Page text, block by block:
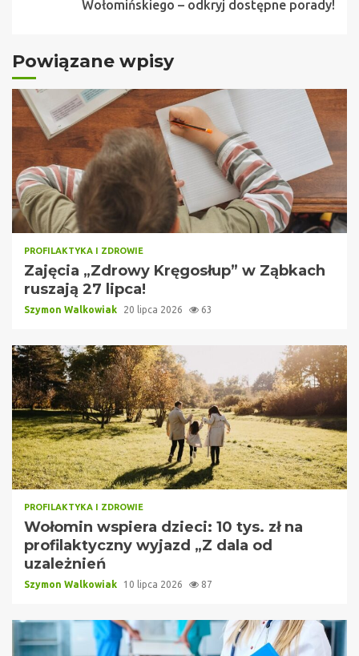
Wołomińskiego – odkryj dostępne porady!
Powiązane wpisy
PROFILAKTYKA I ZDROWIE
Zajęcia „Zdrowy Kręgosłup” w Ząbkach
ruszają 27 lipca!
Szymon Walkowiak 20 lipca 2026 63
PROFILAKTYKA I ZDROWIE
Wołomin wspiera dzieci: 10 tys. zł na
profilaktyczny wyjazd „Z dala od
uzależnień
Szymon Walkowiak 10 lipca 2026 87